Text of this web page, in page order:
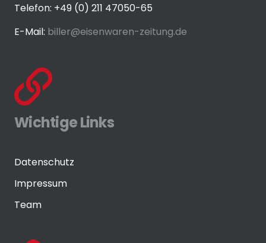
Telefon: +49 (0) 211 47050-65
E-Mail: biller@eisenwaren-zeitung.de
Wichtige Links
Datenschutz
Impressum
Team